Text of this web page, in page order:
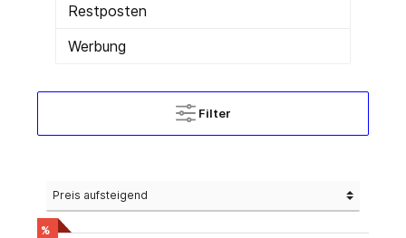
Restposten
Werbung
Filter
%